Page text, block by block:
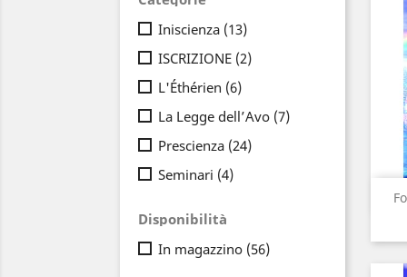
Iniscienza (13)
ISCRIZIONE (2)
L'Éthérien (6)
La Legge dell’Avo (7)
Prescienza (24)
Seminari (4)
Disponibilità
In magazzino (56)